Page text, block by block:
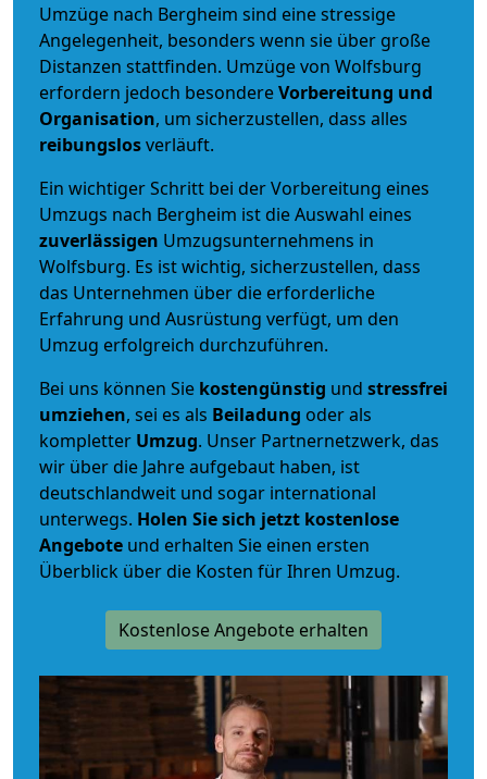
Umzüge nach Bergheim sind eine stressige
Angelegenheit, besonders wenn sie über große
Distanzen stattfinden. Umzüge von Wolfsburg
erfordern jedoch besondereVorbereitung und
Organisation, um sicherzustellen, dass alles
reibungslosverläuft.
Ein wichtiger Schritt bei der Vorbereitung eines
Umzugs nach Bergheim ist die Auswahl eines
zuverlässigen Umzugsunternehmens in
Wolfsburg. Es ist wichtig, sicherzustellen, dass
das Unternehmen über die erforderliche
Erfahrung und Ausrüstung verfügt, um den
Umzug erfolgreich durchzuführen.
Bei uns können Sie kostengünstig und stressfrei
umziehen, sei es als Beiladung oder als
kompletter Umzug. Unser Partnernetzwerk, das
wir über die Jahre aufgebaut haben, ist
deutschlandweit und sogar international
unterwegs. Holen Sie sich jetzt kostenlose
Angebote und erhalten Sie einen ersten
Überblick über die Kosten für Ihren Umzug.
Kostenlose Angebote erhalten